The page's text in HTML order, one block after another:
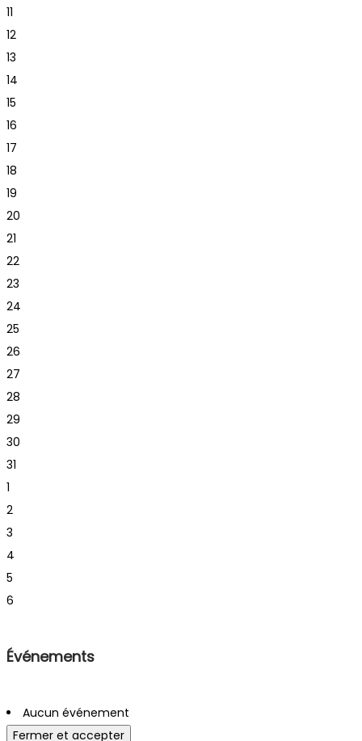
11
12
13
14
15
16
17
18
19
20
21
22
23
24
25
26
27
28
29
30
31
1
2
3
4
5
6
Événements
Aucun événement